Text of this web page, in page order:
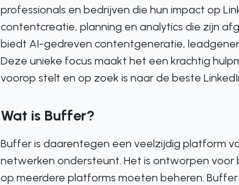
professionals en bedrijven die hun impact op
contentcreatie, planning en analytics die zijn
biedt AI-gedreven contentgeneratie,
Deze unieke focus maakt het een krachtig
voorop stelt en op zoek is naar de beste
Wat is Buffer?
Buffer is daarentegen een veelzijdig platform
netwerken ondersteunt. Het is ontworpen
op meerdere platforms moeten beheren.